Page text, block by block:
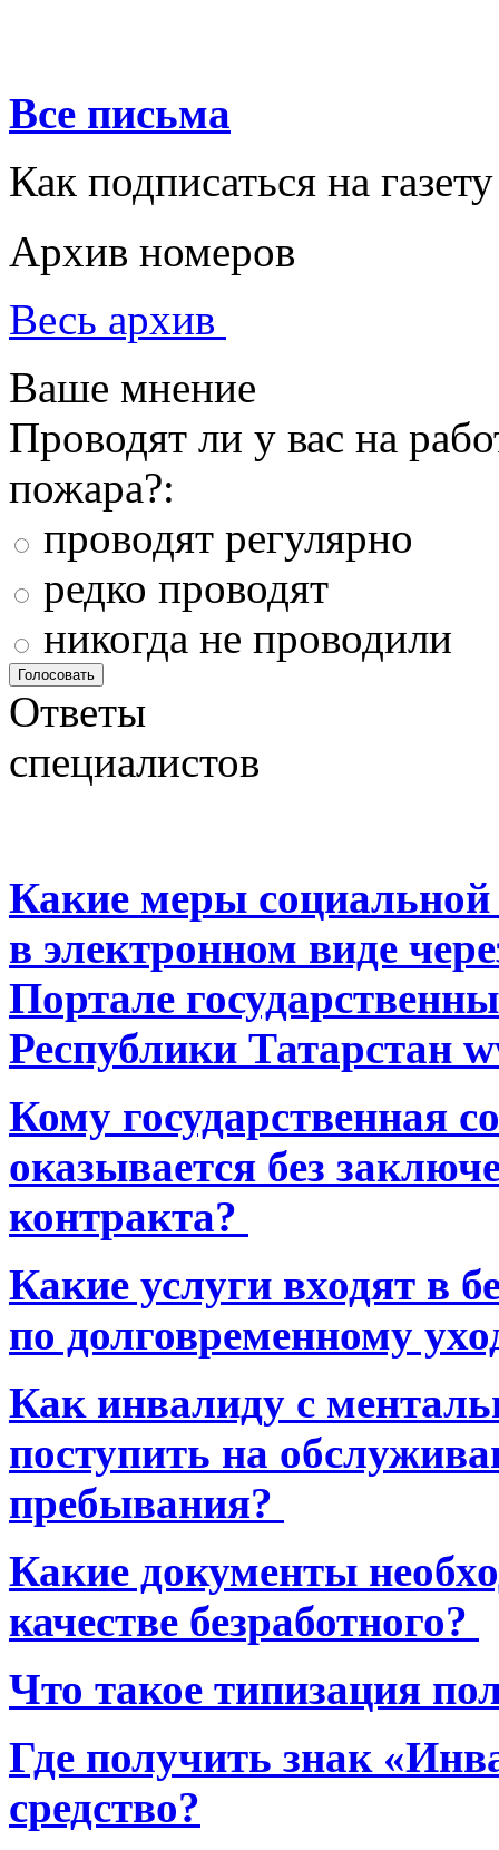
Все письма
Как подписаться на газету
Архив номеров
Весь архив
Ваше мнение
Проводят ли у вас на
пожара?:
проводят регулярно
редко проводят
никогда не проводили
Ответы
специалистов
Какие меры
в электронном виде
Портале
Республики Татарстан
Кому государственная
оказывается без
контракта?
Какие услуги входят в
по долговременному
Как инвалиду с
поступить на
пребывания?
Какие документы
качестве безработного?
Что такое типизация
Где получить знак
средство?